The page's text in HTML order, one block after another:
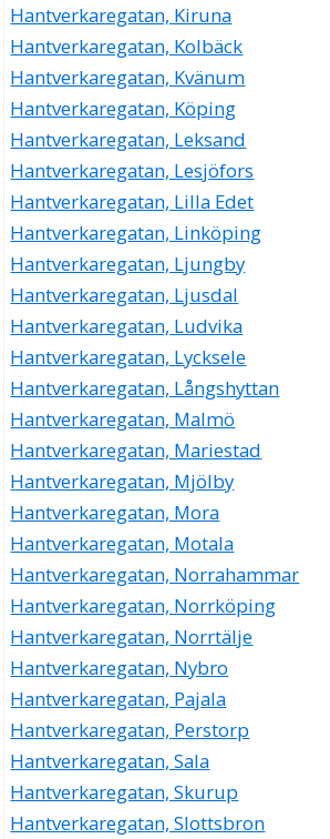
Hantverkaregatan, Kiruna
Hantverkaregatan, Kolbäck
Hantverkaregatan, Kvänum
Hantverkaregatan, Köping
Hantverkaregatan, Leksand
Hantverkaregatan, Lesjöfors
Hantverkaregatan, Lilla Edet
Hantverkaregatan, Linköping
Hantverkaregatan, Ljungby
Hantverkaregatan, Ljusdal
Hantverkaregatan, Ludvika
Hantverkaregatan, Lycksele
Hantverkaregatan, Långshyttan
Hantverkaregatan, Malmö
Hantverkaregatan, Mariestad
Hantverkaregatan, Mjölby
Hantverkaregatan, Mora
Hantverkaregatan, Motala
Hantverkaregatan, Norrahammar
Hantverkaregatan, Norrköping
Hantverkaregatan, Norrtälje
Hantverkaregatan, Nybro
Hantverkaregatan, Pajala
Hantverkaregatan, Perstorp
Hantverkaregatan, Sala
Hantverkaregatan, Skurup
Hantverkaregatan, Slottsbron